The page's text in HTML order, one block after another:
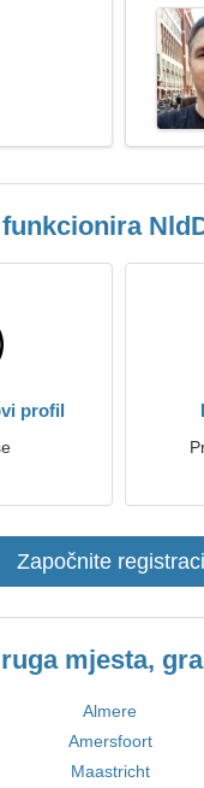
profil
Započnite
mjesta,
Almere
Amersfoort
Maastricht